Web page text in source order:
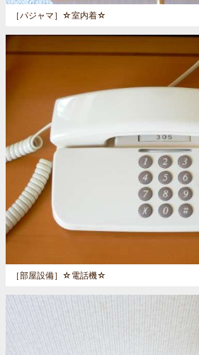
［パジャマ］ ☆室内着☆
［部屋設備］ ☆電話機☆